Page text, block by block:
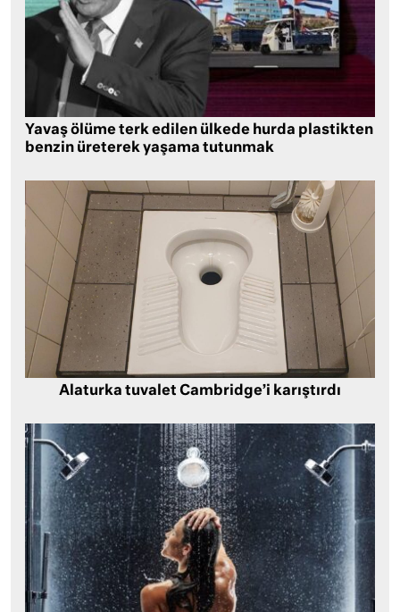
Yavaş ölüme terk edilen ülkede hurda plastikten
benzin üreterek yaşama tutunmak
Alaturka tuvalet Cambridge’i karıştırdı